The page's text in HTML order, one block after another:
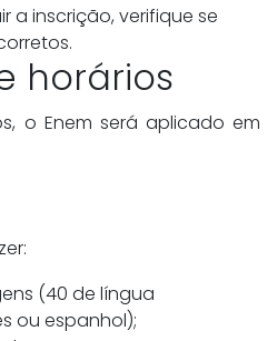
a inscrição, verifique se
horários
o Enem será aplicado em
(40 de língua
ou espanhol);